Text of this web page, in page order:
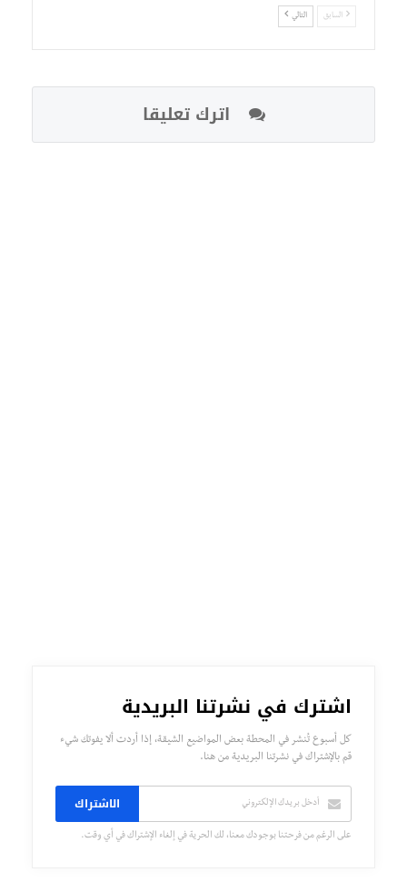
السابق التالي
اترك تعليقا
اشترك في نشرتنا البريدية
كل أسبوع تُنشر في المحطة بعض المواضيع الشيقة، إذا أردت ألا يفوتك شيء
قم بالإشتراك في نشرتنا البريدية من هنا.
الاشتراك
على الرغم من فرحتنا بوجودك معنا، لك الحرية في إلغاء الإشتراك في أي وقت.